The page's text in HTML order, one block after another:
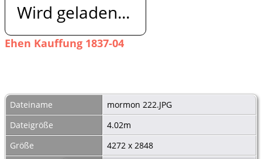
Wird geladen...
Ehen Kauffung 1837-04
Dateiname
mormon 222.JPG
Dateigröße
4.02m
Größe
4272 x 2848